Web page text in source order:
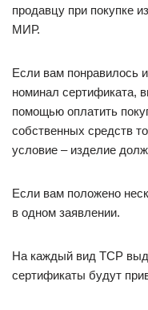
продавцу при покупке
МИР.
Если вам понравилось
номинал сертификата,
помощью оплатить
собственных средств
условие – изделие
Если вам положено
в одном заявлении.
На каждый вид ТСР
сертификаты будут